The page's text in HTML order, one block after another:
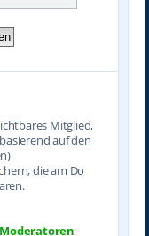
Mitglied,
auf den
die am Do